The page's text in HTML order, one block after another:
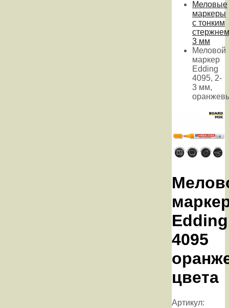
Меловые
маркеры
с тонким
стержнем
3 мм
Меловой
маркер
Edding
4095, 2-
3 мм,
Edding
4095
цвета
Артикул: